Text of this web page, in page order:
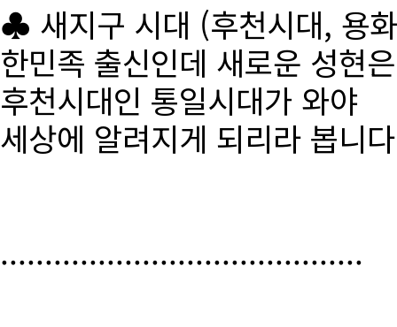
♣ 새지구 시대 (후천시대, 용
한민족 출신인데 새로운 성현
후천시대인 통일시대가 와야
세상에 알려지게 되리라 봅니
.........................................